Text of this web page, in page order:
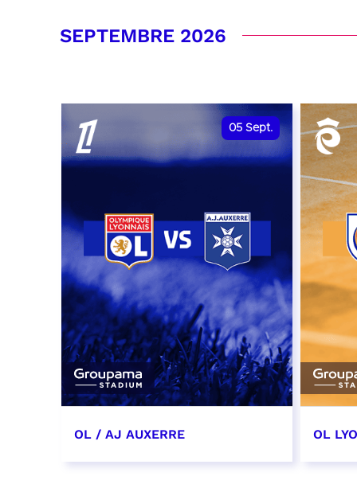
SEPTEMBRE 2026
05 Sept.
OL / AJ AUXERRE OL